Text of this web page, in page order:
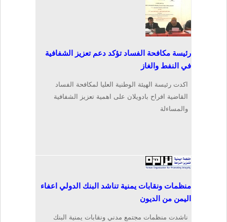
رئيسة مكافحة الفساد تؤكد دعم تعزيز الشفافية
في النفط والغاز
اكدت رئيسة الهيئة الوطنية العليا لمكافحة الفساد
القاضية افراح بادويلان على اهمية تعزيز الشفافية
والمساءلة
منظمات ونقابات يمنية تناشد البنك الدولي اعفاء
اليمن من الديون
ناشدت منظمات مجتمع مدني ونقابات يمنية البنك